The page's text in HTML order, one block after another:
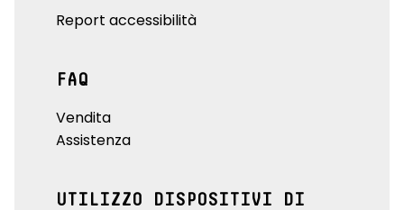
Report accessibilità
FAQ
Vendita
Assistenza
UTILIZZO DISPOSITIVI DI